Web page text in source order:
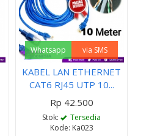
Whatsapp via SMS
KABEL LAN ETHERNET
CAT6 RJ45 UTP 10...
Rp 42.500
Stok:
Tersedia
Kode: Ka023